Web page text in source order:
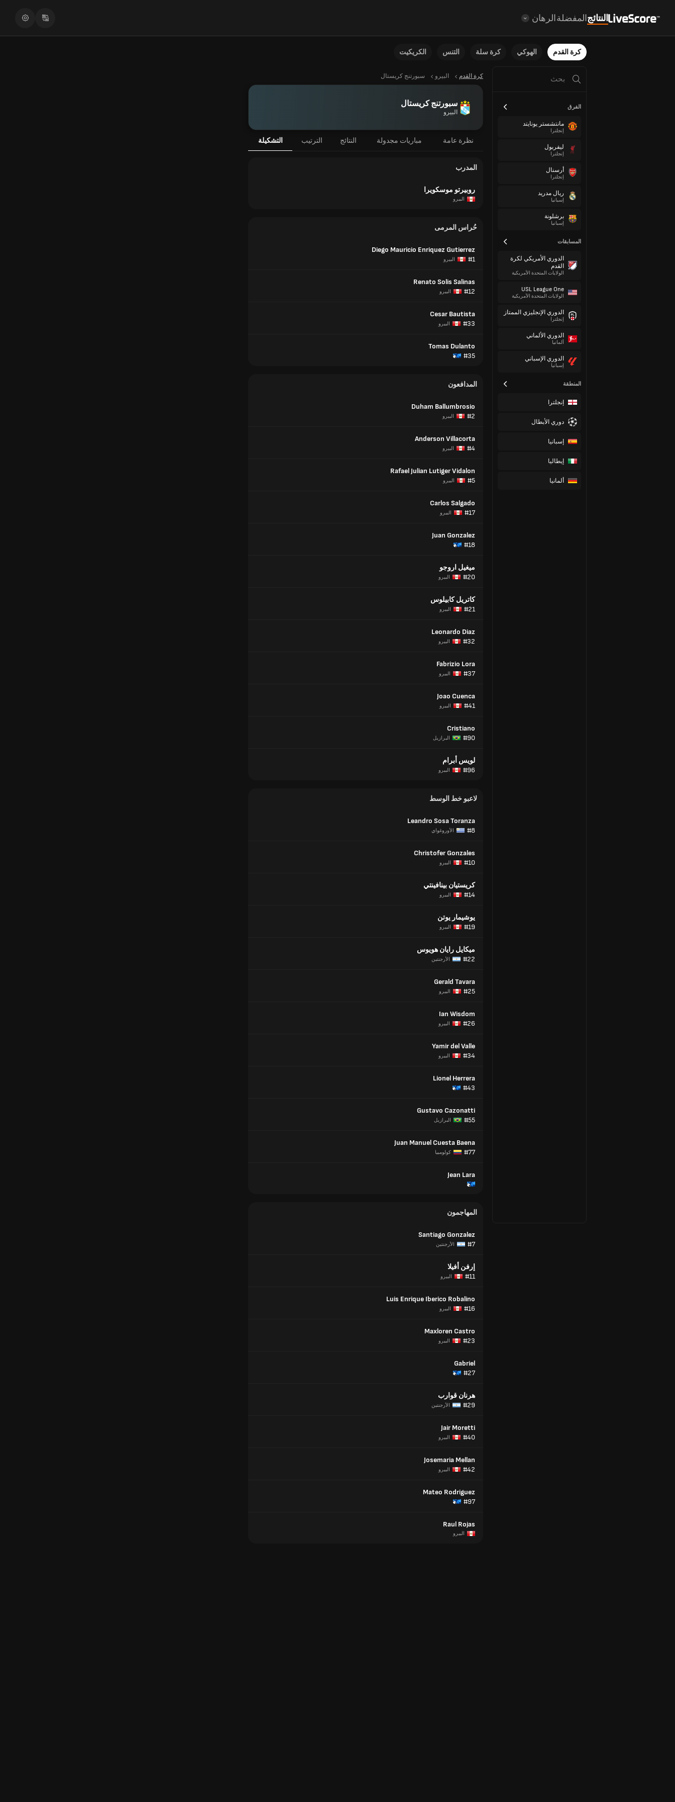
النتائجالمفضلةالرهان
كرة القدم الهوكي كرة سلة التنس الكريكيت
الفرق
مانتشستر يونايتد
إنجلترا
ليفربول
إنجلترا
أرسنال
إنجلترا
ريال مدريد
إسبانيا
برشلونة
إسبانيا
المسابقات
الدوري الأمريكي لكرة
القدم
الولايات المتحدة الأمريكية
USL League One
الولايات المتحدة الأمريكية
الدوري الإنجليزي الممتاز
إنجلترا
الدوري الألماني
ألمانيا
الدوري الإسباني
إسبانيا
المنطقة
إنجلترا
دوري الأبطال
إسبانيا
إيطاليا
ألمانيا
كرة القدم البيرو سبورتنج كريستال
سبورتنج كريستال
البيرو
نظرة عامة مباريات مجدولة النتائج الترتيب التشكيلة
المدرب
روبيرتو موسكويرا
البيرو
حُراس المرمى
Diego Mauricio Enriquez Gutierrez
#1
البيرو
Renato Solis Salinas
#12
البيرو
Cesar Bautista
#33
البيرو
Tomas Dulanto
#35
المدافعون
Duham Ballumbrosio
#2
البيرو
Anderson Villacorta
#4
البيرو
Rafael Julian Lutiger Vidalon
#5
البيرو
Carlos Salgado
#17
البيرو
Juan Gonzalez
#18
ميغيل اروجو
#20
البيرو
كاتريل كابيلوس
#21
البيرو
Leonardo Diaz
#32
البيرو
Fabrizio Lora
#37
البيرو
Joao Cuenca
#41
البيرو
Cristiano
#90
البرازيل
لويس أبرام
#96
البيرو
لاعبو خط الوسط
Leandro Sosa Toranza
#8
الأوروغواي
Christofer Gonzales
#10
البيرو
كريستيان بينافينتي
#14
البيرو
يوشيمار يوتن
#19
البيرو
ميكايل رايان هويوس
#22
الأرجنتين
Gerald Tavara
#25
البيرو
Ian Wisdom
#26
البيرو
Yamir del Valle
#34
البيرو
Lionel Herrera
#43
Gustavo Cazonatti
#55
البرازيل
Juan Manuel Cuesta Baena
#77
كولومبيا
Jean Lara
المهاجمون
Santiago Gonzalez
#7
الأرجنتين
إرفن أفيلا
#11
البيرو
Luis Enrique Iberico Robalino
#16
البيرو
Maxloren Castro
#23
البيرو
Gabriel
#27
هرنان قوارب
#29
الأرجنتين
Jair Moretti
#40
البيرو
Josemaria Mellan
#42
البيرو
Mateo Rodriguez
#97
Raul Rojas
البيرو